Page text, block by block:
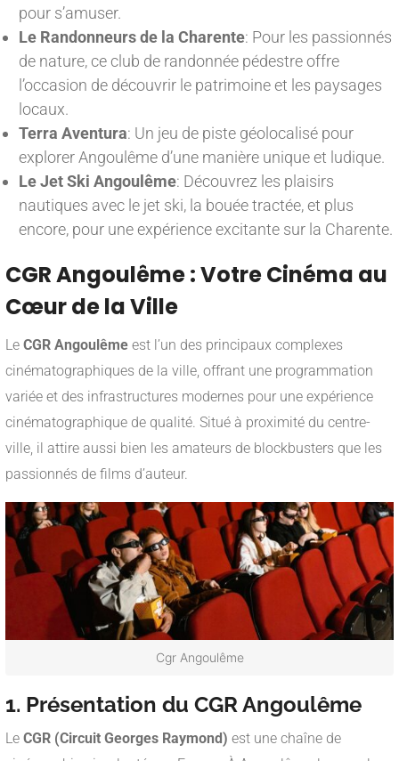
pour s’amuser.
Le Randonneurs de la Charente: Pour les passionnés
de nature, ce club de randonnée pédestre offre
l’occasion de découvrir le patrimoine et les paysages
locaux.
Terra Aventura: Un jeu de piste géolocalisé pour
explorer Angoulême d’une manière unique et ludique.
Le Jet Ski Angoulême: Découvrez les plaisirs
nautiques avec le jet ski, la bouée tractée, et plus
encore, pour une expérience excitante sur la Charente.
CGR Angoulême : Votre Cinéma au
Cœur de la Ville
Le CGR Angoulême est l’un des principaux complexes
cinématographiques de la ville, offrant une programmation
variée et des infrastructures modernes pour une expérience
cinématographique de qualité. Situé à proximité du centre-
ville, il attire aussi bien les amateurs de blockbusters que les
passionnés de films d’auteur.
Cgr Angoulême
1. Présentation du CGR Angoulême
Le CGR (Circuit Georges Raymond) est une chaîne de